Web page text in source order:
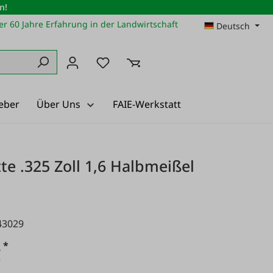
60 Jahre Erfahrung in der Landwirtschaft Deutsch
Du hast 0 Produkte auf dem
Über Uns FAIE-Werkstatt
.325 Zoll 1,6 Halbmeißel
*